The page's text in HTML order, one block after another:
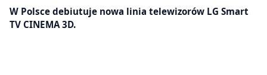
W Polsce debiutuje nowa linia telewizorów LG Smart
TV CINEMA 3D.